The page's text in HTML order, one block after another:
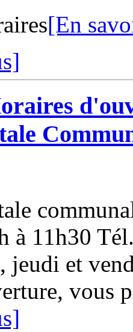
[En
à 11h30
jeudi et
vous